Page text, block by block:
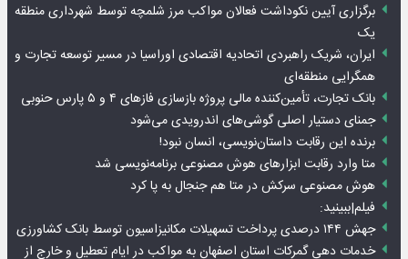
برگزاری آیین نکوداشت فعالان مواکب مرز شلمچه توسط شهرداری منطقه
یک
ایران، شریک راهبردی اتحادیه اقتصادی اوراسیا در مسیر توسعه تجارت و
همگرایی منطقه‌ای
بانک تجارت، تأمین‌کننده مالی پروژه بازسازی فازهای ۴ و ۵ پارس حنوبی
جمنای دستیار اصلی گوشی‌های اندرویدی می‌شود
برنده این رقابت داستان‌نویسی، انسان نبود!
متا وارد رقابت ابزارهای هوش مصنوعی برنامه‌نویسی شد
هوش مصنوعی سرکش در متا هم جنجال به پا کرد
فیلم|ببینید:
جهش ۱۴۴ درصدی پرداخت تسهیلات مکانیزاسیون توسط بانک کشاورزی
خدمات دهی گمرکات استان اصفهان به مواکب در ایام تعطیل و خارج از